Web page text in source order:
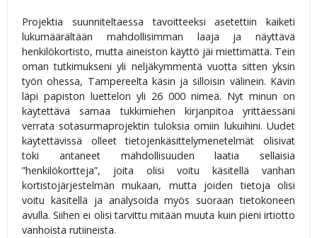
Projektia suunniteltaessa tavoitteeksi asetettiin kaiketi
lukumäärältään mahdollisimman laaja ja näyttävä
henkilökortisto, mutta aineiston käyttö jäi miettimättä. Tein
oman tutkimukseni yli neljäkymmentä vuotta sitten yksin
työn ohessa, Tampereelta käsin ja silloisin välinein. Kävin
läpi papiston luettelon yli 26 000 nimeä. Nyt minun on
käytettävä samaa tukkimiehen kirjanpitoa yrittäessäni
verrata sotasurmaprojektin tuloksia omiin lukuihini. Uudet
käytettävissä olleet tietojenkäsittelymenetelmät olisivat
toki antaneet mahdollisuuden laatia sellaisia
”henkilökortteja”, joita olisi voitu käsitellä vanhan
kortistojärjestelmän mukaan, mutta joiden tietoja olisi
voitu käsitellä ja analysoida myös suoraan tietokoneen
avulla. Siihen ei olisi tarvittu mitään muuta kuin pieni irtiotto
vanhoista rutiineista.